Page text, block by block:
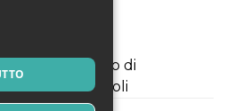
21:00
Viale del Poggio di
Poggio - Napoli